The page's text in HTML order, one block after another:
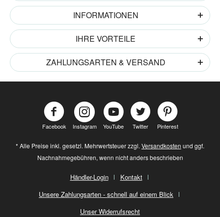
INFORMATIONEN
IHRE VORTEILE
ZAHLUNGSARTEN & VERSAND
Facebook Instagram YouTube Twitter Pinterest
* Alle Preise inkl. gesetzl. Mehrwertsteuer zzgl.Versandkosten und ggf.
Nachnahmegebühren, wenn nicht anders beschrieben
Händler-Login
Kontakt
Unsere Zahlungsarten - schnell auf einem Blick
Unser Widerrufsrecht